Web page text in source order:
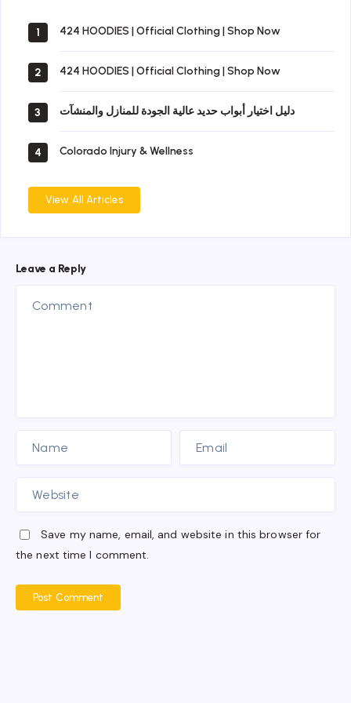
1 424 HOODIES | Official Clothing | Shop Now
2 424 HOODIES | Official Clothing | Shop Now
3 دليل اختيار أبواب حديد عالية الجودة للمنازل والمنشآت
4 Colorado Injury & Wellness
View All Articles
Leave a Reply
Save my name, email, and website in this browser for
the next time I comment.
Post Comment